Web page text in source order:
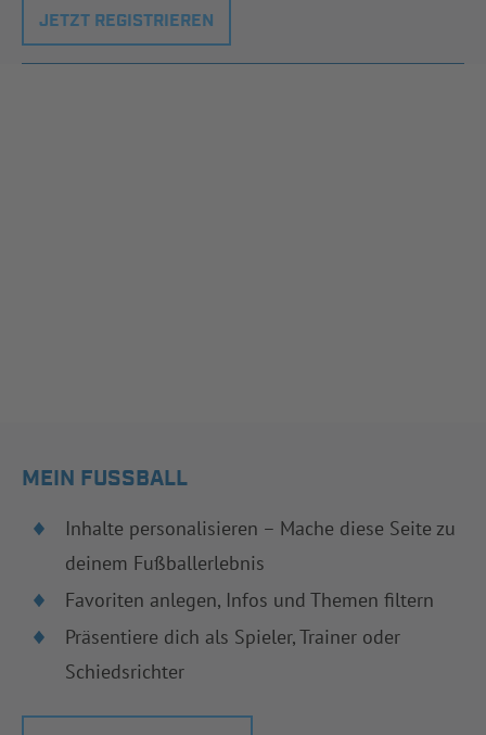
JETZT REGISTRIEREN
MEIN FUSSBALL
Inhalte personalisieren – Mache diese Seite zu
deinem Fußballerlebnis
Favoriten anlegen, Infos und Themen filtern
Präsentiere dich als Spieler, Trainer oder
Schiedsrichter